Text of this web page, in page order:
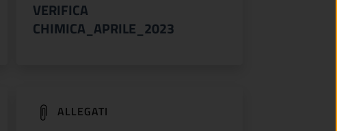
VERIFICA
CHIMICA_APRILE_2023
ALLEGATI
(apre in un'altra scheda).